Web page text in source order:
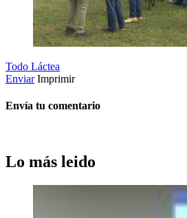
Todo Láctea
Enviar Imprimir
Envía tu comentario
Lo más leido